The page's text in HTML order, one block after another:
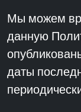
Мы можем
данную
даты